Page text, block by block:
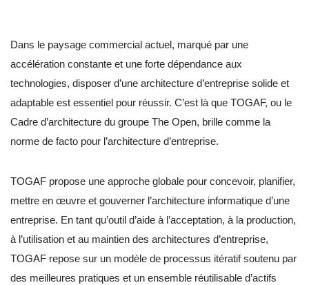
Dans le paysage commercial actuel, marqué par une
accélération constante et une forte dépendance aux
technologies, disposer d’une architecture d’entreprise solide et
adaptable est essentiel pour réussir. C’est là que TOGAF, ou le
Cadre d’architecture du groupe The Open, brille comme la
norme de facto pour l’architecture d’entreprise.
TOGAF propose une approche globale pour concevoir, planifier,
mettre en œuvre et gouverner l’architecture informatique d’une
entreprise. En tant qu’outil d’aide à l’acceptation, à la production,
à l’utilisation et au maintien des architectures d’entreprise,
TOGAF repose sur un modèle de processus itératif soutenu par
des meilleures pratiques et un ensemble réutilisable d’actifs